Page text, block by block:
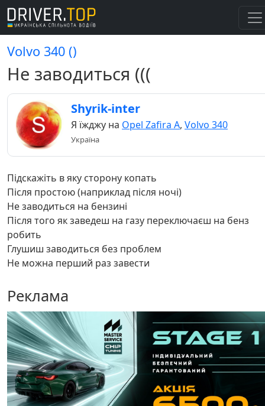
Volvo 340 ()
Не заводиться (((
Shyrik-inter
Я їжджу на Opel Zafira A, Volvo 340
Україна
Підскажіть в яку сторону копать
Після простою (наприклад після ночі)
Не заводиться на бензині
Після того як заведеш на газу переключаєш на бенз
робить
Глушиш заводиться без проблем
Не можна перший раз завести
Реклама